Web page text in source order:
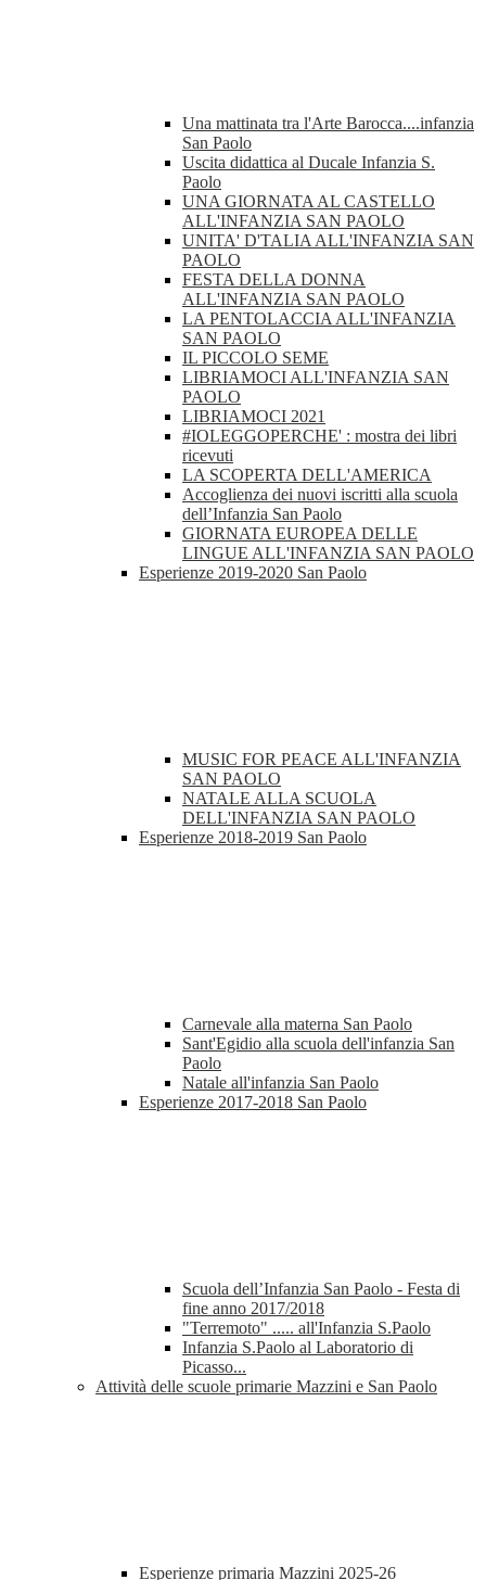
Una mattinata tra l'Arte Barocca....infanzia
San Paolo
Uscita didattica al Ducale Infanzia S.
Paolo
UNA GIORNATA AL CASTELLO
ALL'INFANZIA SAN PAOLO
UNITA' D'TALIA ALL'INFANZIA SAN
PAOLO
FESTA DELLA DONNA
ALL'INFANZIA SAN PAOLO
LA PENTOLACCIA ALL'INFANZIA
SAN PAOLO
IL PICCOLO SEME
LIBRIAMOCI ALL'INFANZIA SAN
PAOLO
LIBRIAMOCI 2021
#IOLEGGOPERCHE' : mostra dei libri
ricevuti
LA SCOPERTA DELL'AMERICA
Accoglienza dei nuovi iscritti alla scuola
dell’Infanzia San Paolo
GIORNATA EUROPEA DELLE
LINGUE ALL'INFANZIA SAN PAOLO
Esperienze 2019-2020 San Paolo
MUSIC FOR PEACE ALL'INFANZIA
SAN PAOLO
NATALE ALLA SCUOLA
DELL'INFANZIA SAN PAOLO
Esperienze 2018-2019 San Paolo
Carnevale alla materna San Paolo
Sant'Egidio alla scuola dell'infanzia San
Paolo
Natale all'infanzia San Paolo
Esperienze 2017-2018 San Paolo
Scuola dell’Infanzia San Paolo - Festa di
fine anno 2017/2018
"Terremoto" ..... all'Infanzia S.Paolo
Infanzia S.Paolo al Laboratorio di
Picasso...
Attività delle scuole primarie Mazzini e San Paolo
Esperienze primaria Mazzini 2025-26